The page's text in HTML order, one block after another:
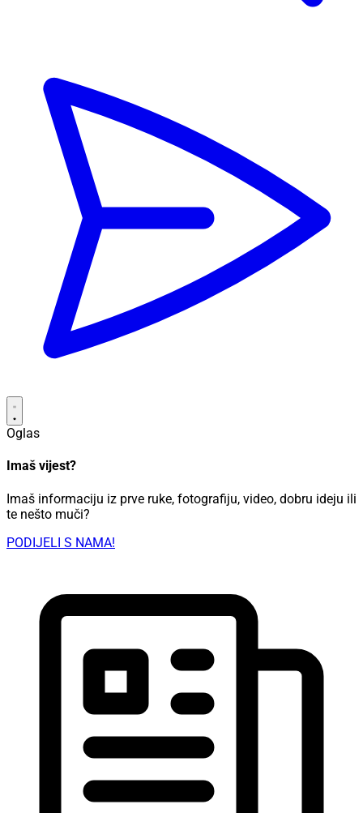
Oglas
Imaš vijest?
Imaš informaciju iz prve ruke, fotografiju, video, dobru ideju ili
te nešto muči?
PODIJELI S NAMA!